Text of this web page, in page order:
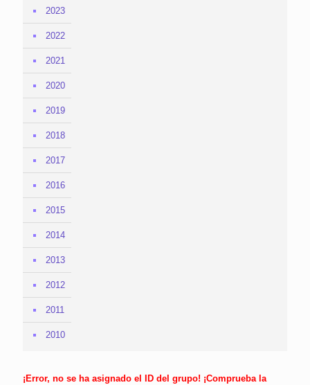
2023
2022
2021
2020
2019
2018
2017
2016
2015
2014
2013
2012
2011
2010
¡Error, no se ha asignado el ID del grupo! ¡Comprueba la